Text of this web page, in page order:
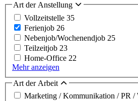
Art der Anstellung
Vollzeitstelle 35
Ferienjob 26
Nebenjob/Wochenendjob 25
Teilzeitjob 23
Home-Office 22
Mehr anzeigen
Art der Arbeit
Marketing / Kommunikation / PR /